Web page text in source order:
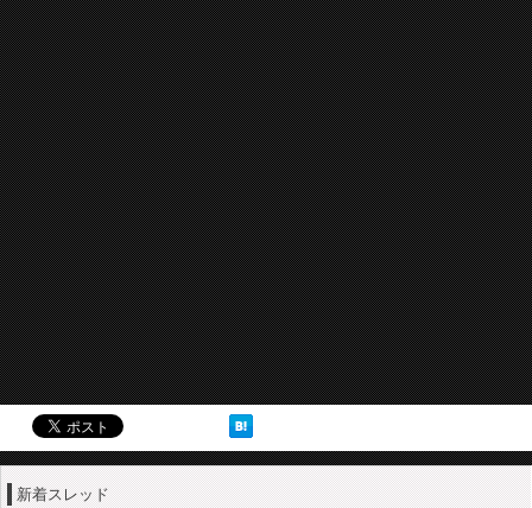
新着スレッド